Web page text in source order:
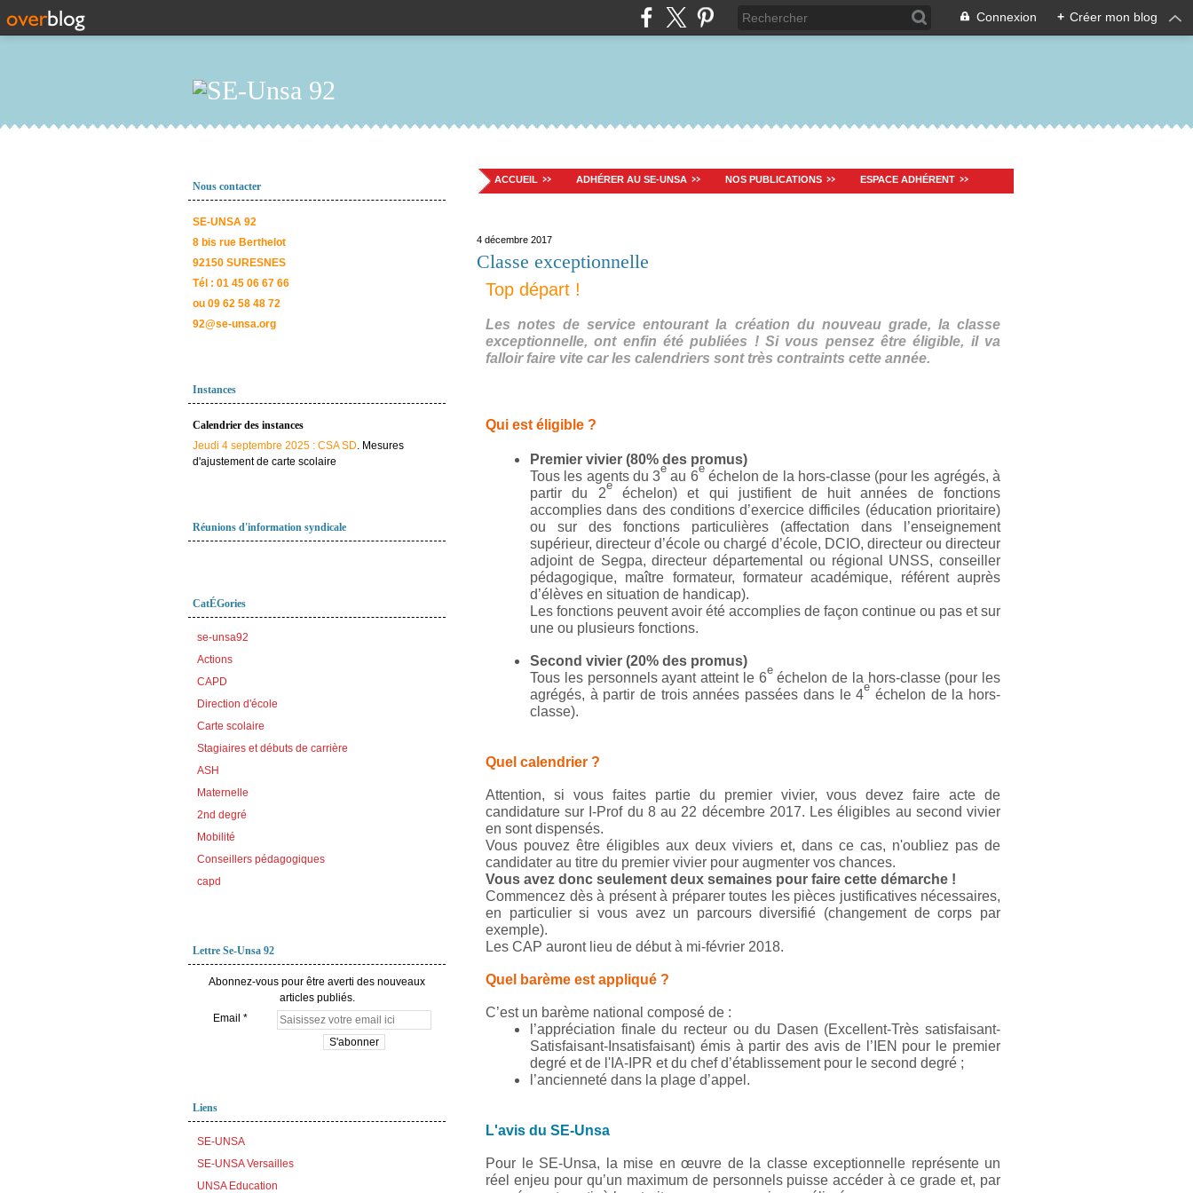
Connexion + Créer mon blog
Nous contacter
SE-UNSA 92
8 bis rue Berthelot
92150 SURESNES
Tél : 01 45 06 67 66
ou 09 62 58 48 72
92@se-unsa.org
Instances
Calendrier des instances
Jeudi 4 septembre 2025 : CSA SD. Mesures
d'ajustement de carte scolaire
Réunions d'information syndicale
CatÉGories
se-unsa92
Actions
CAPD
Direction d'école
Carte scolaire
Stagiaires et débuts de carrière
ASH
Maternelle
2nd degré
Mobilité
Conseillers pédagogiques
capd
Lettre Se-Unsa 92
Abonnez-vous pour être averti des nouveaux
articles publiés.
Email
Liens
SE-UNSA
SE-UNSA Versailles
UNSA Education
ACCUEIL ADHÉRER AU SE-UNSA NOS PUBLICATIONS ESPACE ADHÉRENT
4 décembre 2017
Classe exceptionnelle
Top départ !
Les notes de service entourant la création du nouveau grade, la classe
exceptionnelle, ont enfin été publiées ! Si vous pensez être éligible, il va
falloir faire vite car les calendriers sont très contraints cette année.
Qui est éligible ?
Premier vivier (80% des promus)
Tous les agents du 3
e
au 6
e
échelon de la hors-classe (pour les agrégés, à
partir du 2
e
échelon) et qui justifient de huit années de fonctions
accomplies dans des conditions d’exercice difficiles (éducation prioritaire)
ou sur des fonctions particulières (affectation dans l’enseignement
supérieur, directeur d’école ou chargé d’école, DCIO, directeur ou directeur
adjoint de Segpa, directeur départemental ou régional UNSS, conseiller
pédagogique, maître formateur, formateur académique, référent auprès
d’élèves en situation de handicap).
Les fonctions peuvent avoir été accomplies de façon continue ou pas et sur
une ou plusieurs fonctions.
Second vivier (20% des promus)
Tous les personnels ayant atteint le 6
e
échelon de la hors-classe (pour les
agrégés, à partir de trois années passées dans le 4
e
échelon de la hors-
classe).
Quel calendrier ?
Attention, si vous faites partie du premier vivier, vous devez faire acte de
candidature sur I-Prof du 8 au 22 décembre 2017. Les éligibles au second vivier
en sont dispensés.
Vous pouvez être éligibles aux deux viviers et, dans ce cas, n'oubliez pas de
candidater au titre du premier vivier pour augmenter vos chances.
Vous avez donc seulement deux semaines pour faire cette démarche !
Commencez dès à présent à préparer toutes les pièces justificatives nécessaires,
en particulier si vous avez un parcours diversifié (changement de corps par
exemple).
Les CAP auront lieu de début à mi-février 2018.
Quel barème est appliqué ?
C’est un barème national composé de :
l’appréciation finale du recteur ou du Dasen (Excellent-Très satisfaisant-
Satisfaisant-Insatisfaisant) émis à partir des avis de l’IEN pour le premier
degré et de l'IA-IPR et du chef d’établissement pour le second degré ;
l’ancienneté dans la plage d’appel.
L'avis du SE-Unsa
Pour le SE-Unsa, la mise en œuvre de la classe exceptionnelle représente un
réel enjeu pour qu’un maximum de personnels puisse accéder à ce grade et, par